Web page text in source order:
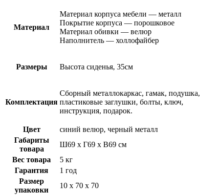
Материал
Материал корпуса мебели — металл
Покрытие корпуса — порошковое
Материал обивки — велюр
Наполнитель — холлофайбер
Размеры Высота сиденья, 35см
Комплектация
Сборный металлокаркас, гамак, подушка,
пластиковые заглушки, болты, ключ,
инструкция, подарок.
Цвет
синий велюр, черный металл
Габариты
товара
Ш69 х Г69 х В69 см
Вес товара
5 кг
Гарантия
1 год
Размер
упаковки
10 х 70 х 70